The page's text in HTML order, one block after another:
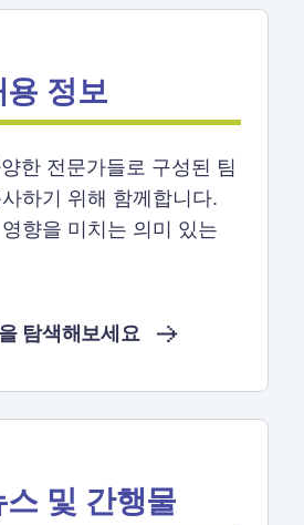
용 정보
한 전문가들로 구성된 팀
하기 위해 함께합니다.
향을 미치는 의미 있는
탐색해보세요
스 및 간행물